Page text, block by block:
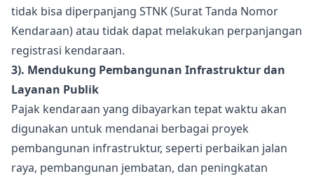
tidak bisa diperpanjang STNK (Surat Tanda Nomor
Kendaraan) atau tidak dapat melakukan perpanjangan
registrasi kendaraan.
3). Mendukung Pembangunan Infrastruktur dan
Layanan Publik
Pajak kendaraan yang dibayarkan tepat waktu akan
digunakan untuk mendanai berbagai proyek
pembangunan infrastruktur, seperti perbaikan jalan
raya, pembangunan jembatan, dan peningkatan